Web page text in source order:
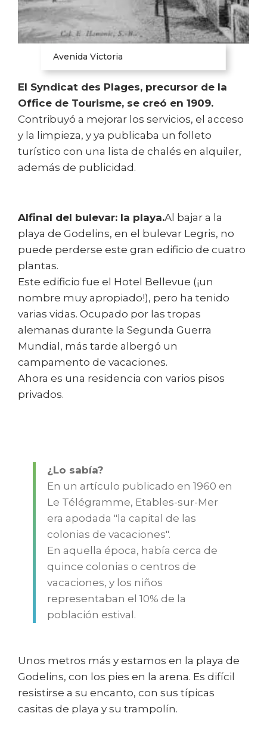
Avenida Victoria
El Syndicat des Plages, precursor de la
Office de Tourisme, se creó en 1909.
Contribuyó a mejorar los servicios, el acceso
y la limpieza, y ya publicaba un folleto
turístico con una lista de chalés en alquiler,
además de publicidad.
Alfinal del bulevar: la playa.Al bajar a la
playa de Godelins, en el bulevar Legris, no
puede perderse este gran edificio de cuatro
plantas.
Este edificio fue el Hotel Bellevue (¡un
nombre muy apropiado!), pero ha tenido
varias vidas. Ocupado por las tropas
alemanas durante la Segunda Guerra
Mundial, más tarde albergó un
campamento de vacaciones.
Ahora es una residencia con varios pisos
privados.
¿Lo sabía?
En un artículo publicado en 1960 en
Le Télégramme, Etables-sur-Mer
era apodada "la capital de las
colonias de vacaciones".
En aquella época, había cerca de
quince colonias o centros de
vacaciones, y los niños
representaban el 10% de la
población estival.
Unos metros más y estamos en la playa de
Godelins, con los pies en la arena. Es difícil
resistirse a su encanto, con sus típicas
casitas de playa y su trampolín.